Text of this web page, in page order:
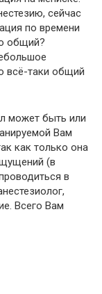
сейчас
по времени
общий?
всё-таки общий
может быть или
Вам
как только она
(в
в
Всего Вам